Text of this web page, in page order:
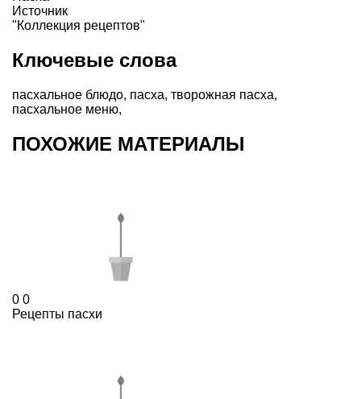
Источник
"Коллекция рецептов"
Ключевые слова
пасхальное блюдо, пасха, творожная пасха,
пасхальное меню,
ПОХОЖИЕ МАТЕРИАЛЫ
0 0
Рецепты пасхи